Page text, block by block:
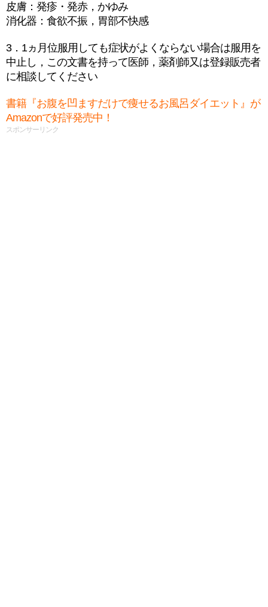
皮膚：発疹・発赤，かゆみ
消化器：食欲不振，胃部不快感
3．1ヵ月位服用しても症状がよくならない場合は服用を
中止し，この文書を持って医師，薬剤師又は登録販売者
に相談してください
書籍『お腹を凹ますだけで痩せるお風呂ダイエット』が
Amazonで好評発売中！
スポンサーリンク